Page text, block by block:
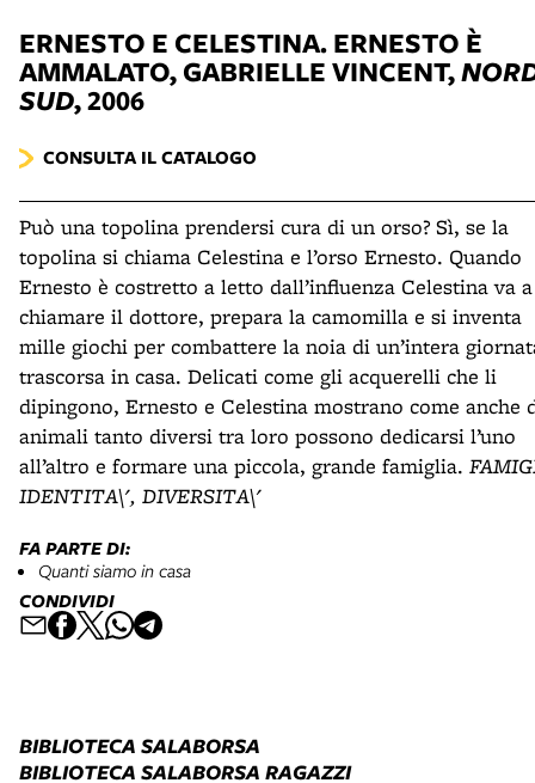
ERNESTO E CELESTINA. ERNESTO È
AMMALATO, GABRIELLE VINCENT,
SUD, 2006
CONSULTA IL CATALOGO
Può una topolina prendersi cura di un orso? Sì, se la
topolina si chiama Celestina e l’orso Ernesto. Quando
Ernesto è costretto a letto dall’influenza Celestina va a
chiamare il dottore, prepara la camomilla e si inventa
mille giochi per combattere la noia di un’intera
trascorsa in casa. Delicati come gli acquerelli che li
dipingono, Ernesto e Celestina mostrano come anche
animali tanto diversi tra loro possono dedicarsi l’uno
all’altro e formare una piccola, grande famiglia.
IDENTITA\', DIVERSITA\'
FA PARTE DI:
Quanti siamo in casa
CONDIVIDI
BIBLIOTECA SALABORSA
BIBLIOTECA SALABORSA RAGAZZI